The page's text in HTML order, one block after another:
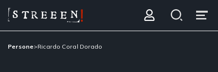
Persone>Ricardo Coral Dorado